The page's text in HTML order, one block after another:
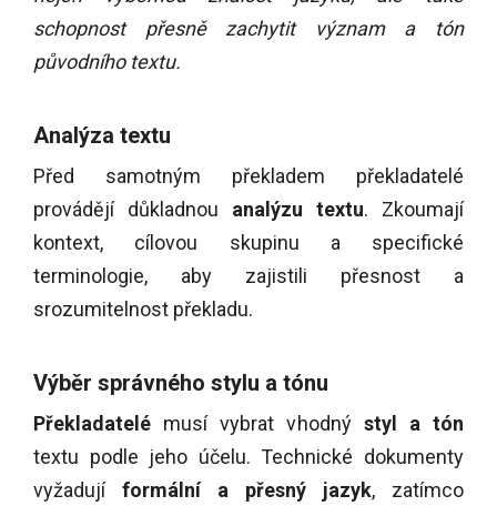
schopnost přesně zachytit význam a tón
původního textu.
Analýza textu
Před samotným překladem překladatelé
provádějí důkladnou analýzu textu. Zkoumají
kontext, cílovou skupinu a specifické
terminologie, aby zajistili přesnost a
srozumitelnost překladu.
Výběr správného stylu a tónu
Překladatelé musí vybrat vhodný styl a tón
textu podle jeho účelu. Technické dokumenty
vyžadují formální a přesný jazyk, zatímco